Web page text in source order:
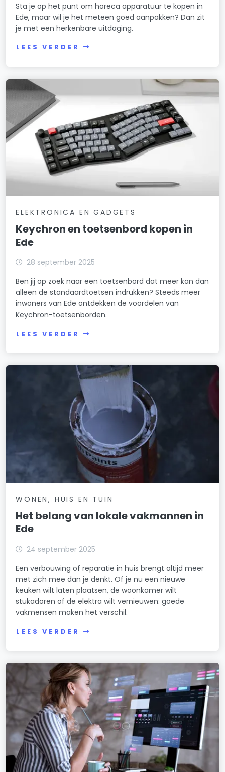
Sta je op het punt om horeca apparatuur te kopen in
Ede, maar wil je het meteen goed aanpakken? Dan zit
je met een herkenbare uitdaging.
LEES VERDER
ELEKTRONICA EN GADGETS
Keychron en toetsenbord kopen in
Ede
28 september 2025
Ben jij op zoek naar een toetsenbord dat meer kan dan
alleen de standaardtoetsen indrukken? Steeds meer
inwoners van Ede ontdekken de voordelen van
Keychron-toetsenborden.
LEES VERDER
WONEN, HUIS EN TUIN
Het belang van lokale vakmannen in
Ede
24 september 2025
Een verbouwing of reparatie in huis brengt altijd meer
met zich mee dan je denkt. Of je nu een nieuwe
keuken wilt laten plaatsen, de woonkamer wilt
stukadoren of de elektra wilt vernieuwen: goede
vakmensen maken het verschil.
LEES VERDER